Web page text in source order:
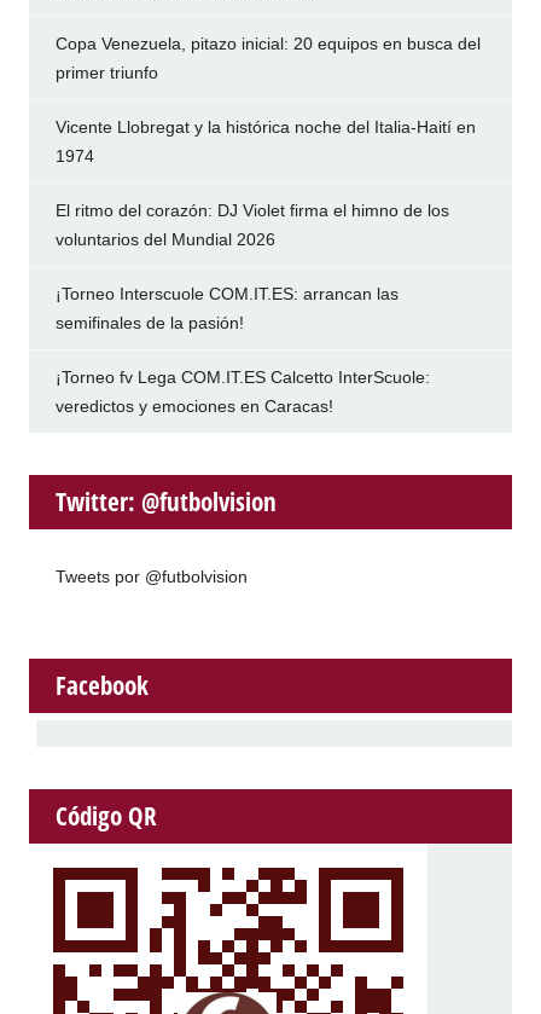
Copa Venezuela, pitazo inicial: 20 equipos en busca del
primer triunfo
Vicente Llobregat y la histórica noche del Italia-Haití en
1974
El ritmo del corazón: DJ Violet firma el himno de los
voluntarios del Mundial 2026
¡Torneo Interscuole COM.IT.ES: arrancan las
semifinales de la pasión!
¡Torneo fv Lega COM.IT.ES Calcetto InterScuole:
veredictos y emociones en Caracas!
Twitter: @futbolvision
Tweets por @futbolvision
Facebook
Código QR